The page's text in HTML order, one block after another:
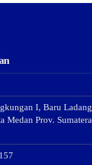
I, Baru Ladang
Medan Prov. Sumatera